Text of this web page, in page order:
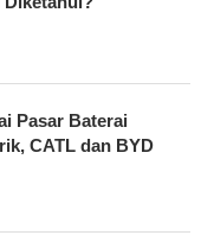
Pasar Baterai
CATL dan BYD